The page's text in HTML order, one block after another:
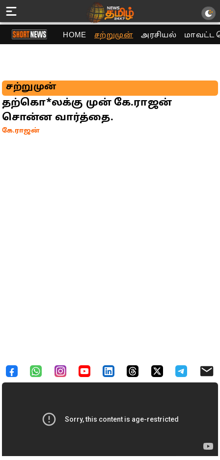
HOME சற்றுமுன் அரசியல் மாவட்ட
சற்றுமுன்
தற்கொ*லக்கு முன் கே.ராஜன்
சொன்ன வார்த்தை.
கே.ராஜன்